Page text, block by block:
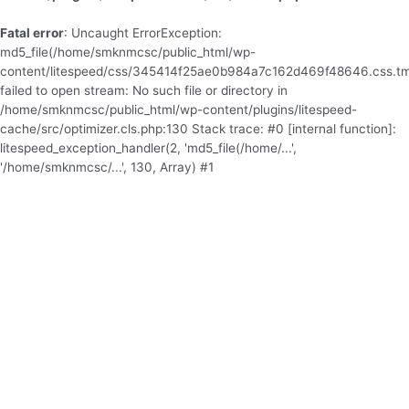
Fatal error: Uncaught ErrorException:
md5_file(/home/smknmcsc/public_html/wp-
content/litespeed/css/
failed to open stream: No such file or directory in
/home/smknmcsc/public_html/wp-content/plugins/litespeed-
cache/src/optimizer.cls.php:130 Stack trace: #0 [internal function]:
litespeed_exception_handler(2, 'md5_file(/home/...',
'/home/smknmcsc/...', 130, Array) #1